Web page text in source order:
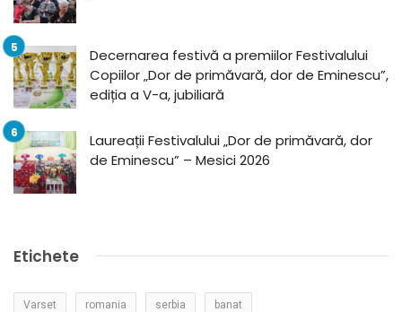
Decernarea festivă a premiilor Festivalului
Copiilor „Dor de primăvară, dor de Eminescu”,
ediția a V-a, jubiliară
Laureații Festivalului „Dor de primăvară, dor
de Eminescu” – Mesici 2026
Etichete
Varset romania serbia banat